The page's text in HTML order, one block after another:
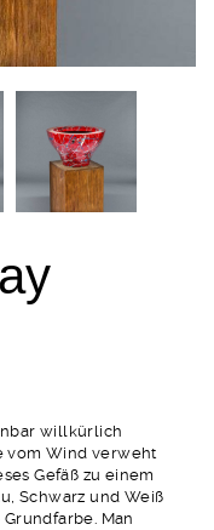
willkürlich
vom Wind verweht
Gefäß zu einem
Schwarz und Weiß
Man